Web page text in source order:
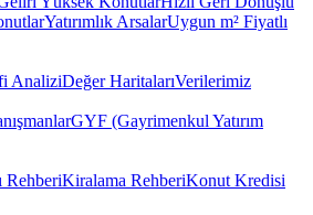
Yatırımlık ArsalarUygun m² Fiyatlı
AnaliziDeğer HaritalarıVerilerimiz
GYF (Gayrimenkul Yatırım
RehberiKiralama RehberiKonut Kredisi